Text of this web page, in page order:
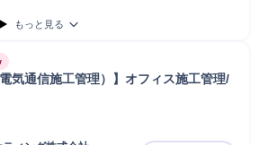
もっと見る
気通信施工管理）】オフィス施工管理/